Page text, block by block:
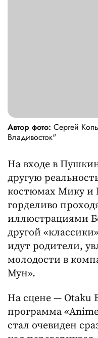
Автор фото: Сергей
Владивосток"
На входе в
другую
костюмах Мику и
горделиво
иллюстрациями
другой
идут родители,
молодости в
Мун».
На сцене — Otaku
программа
стал очевиден